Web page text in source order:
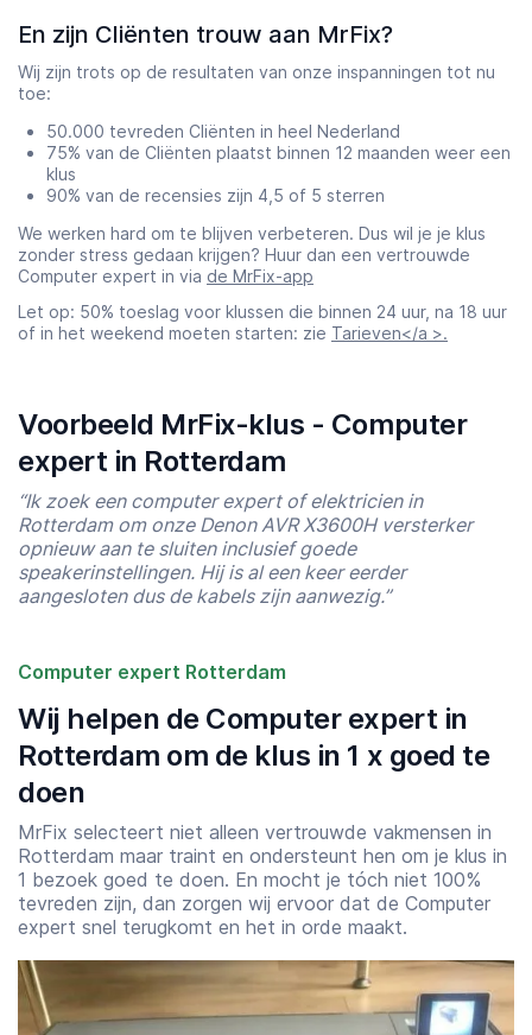
En zijn Cliënten trouw aan MrFix?
Wij zijn trots op de resultaten van onze inspanningen tot nu
toe:
50.000 tevreden Cliënten in heel Nederland
75% van de Cliënten plaatst binnen 12 maanden weer een
klus
90% van de recensies zijn 4,5 of 5 sterren
We werken hard om te blijven verbeteren. Dus wil je je klus
zonder stress gedaan krijgen? Huur dan een vertrouwde
Computer expert in via de MrFix-app
Let op: 50% toeslag voor klussen die binnen 24 uur, na 18 uur
of in het weekend moeten starten: zie Tarieven</a >.
Voorbeeld MrFix-klus - Computer
expert in Rotterdam
“Ik zoek een computer expert of elektricien in
Rotterdam om onze Denon AVR X3600H versterker
opnieuw aan te sluiten inclusief goede
speakerinstellingen. Hij is al een keer eerder
aangesloten dus de kabels zijn aanwezig.”
Computer expert Rotterdam
Wij helpen de Computer expert in
Rotterdam om de klus in 1 x goed te
doen
MrFix selecteert niet alleen vertrouwde vakmensen in
Rotterdam maar traint en ondersteunt hen om je klus in
1 bezoek goed te doen. En mocht je tóch niet 100%
tevreden zijn, dan zorgen wij ervoor dat de Computer
expert snel terugkomt en het in orde maakt.